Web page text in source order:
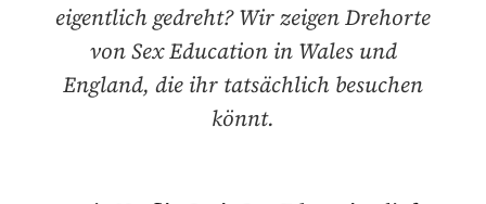
eigentlich gedreht? Wir zeigen Drehorte
von Sex Education in Wales und
England, die ihr tatsächlich besuchen
könnt.